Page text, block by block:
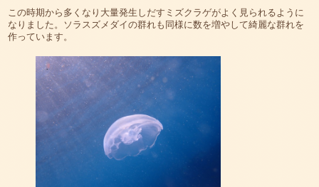
この時期から多くなり大量発生しだすミズクラゲがよく見られるように
なりました。ソラスズメダイの群れも同様に数を増やして綺麗な群れを
作っています。